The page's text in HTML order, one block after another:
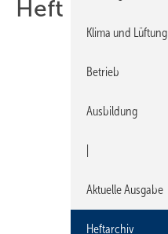
Heft 14-2021
Klima und Lüftung
Betrieb
Ausbildung
Aktuelle Ausgabe
Heftarchiv